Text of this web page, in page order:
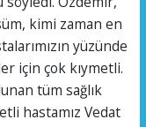
kimi zaman en
yüzünde
için çok kıymetli.
tüm sağlık
hastamız Vedat